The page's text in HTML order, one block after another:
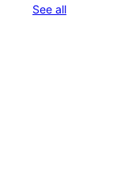
See allreviews